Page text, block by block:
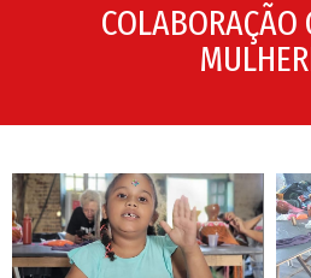
COLABORAÇÃO